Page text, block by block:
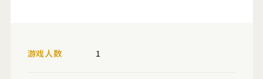
游戏人数 1